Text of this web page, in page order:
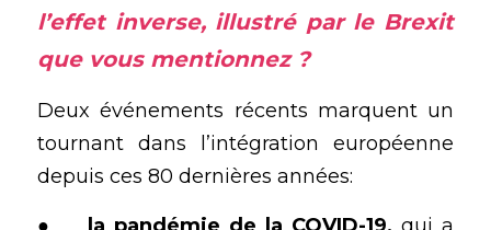
l’effet inverse, illustré par le Brexit
que vous mentionnez ?
Deux événements récents marquent un
tournant dans l’intégration européenne
depuis ces 80 dernières années: